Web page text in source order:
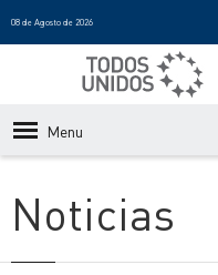
08 de Agosto de 2026
Menu
Noticias